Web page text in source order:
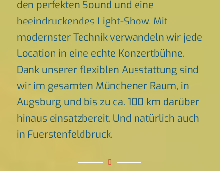
den perfekten Sound und eine
beeindruckendes Light-Show. Mit
modernster Technik verwandeln wir jede
Location in eine echte Konzertbühne.
Dank unserer flexiblen Ausstattung sind
wir im gesamten Münchener Raum, in
Augsburg und bis zu ca. 100 km darüber
hinaus einsatzbereit. Und natürlich auch
in Fuerstenfeldbruck.